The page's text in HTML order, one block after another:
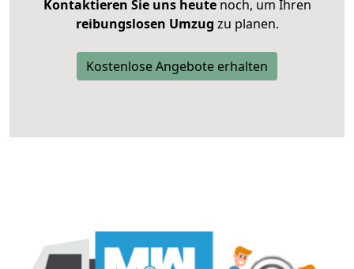
Kontaktieren Sie uns heutenoch, um Ihren
reibungslosen Umzug zu planen.
Kostenlose Angebote erhalten